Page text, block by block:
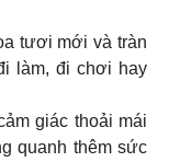
tươi mới và tràn
làm, đi chơi hay
giác thoải mái
quanh thêm sức